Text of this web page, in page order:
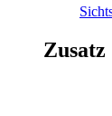
Zusatz